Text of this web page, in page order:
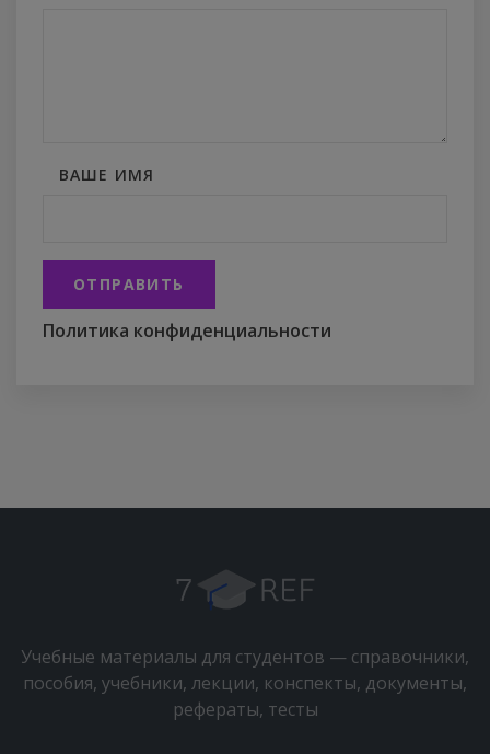
ВАШЕ ИМЯ
ОТПРАВИТЬ
Политика конфиденциальности
Учебные материалы для студентов — справочники,
пособия, учебники, лекции, конспекты, документы,
рефераты, тесты